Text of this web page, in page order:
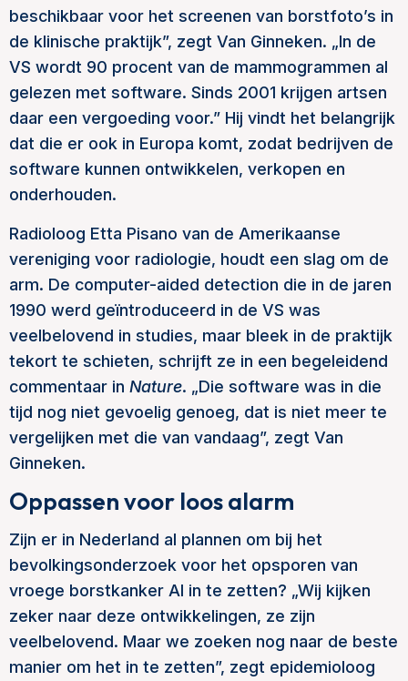
beschikbaar voor het screenen van borstfoto’s in
de klinische praktijk”, zegt Van Ginneken. „In de
VS wordt 90 procent van de mammogrammen al
gelezen met software. Sinds 2001 krijgen artsen
daar een vergoeding voor.” Hij vindt het belangrijk
dat die er ook in Europa komt, zodat bedrijven de
software kunnen ontwikkelen, verkopen en
onderhouden.
Radioloog Etta Pisano van de Amerikaanse
vereniging voor radiologie, houdt een slag om de
arm. De computer-aided detection die in de jaren
1990 werd geïntroduceerd in de VS was
veelbelovend in studies, maar bleek in de praktijk
tekort te schieten, schrijft ze in een begeleidend
commentaar in Nature. „Die software was in die
tijd nog niet gevoelig genoeg, dat is niet meer te
vergelijken met die van vandaag”, zegt Van
Ginneken.
Oppassen voor loos alarm
Zijn er in Nederland al plannen om bij het
bevolkingsonderzoek voor het opsporen van
vroege borstkanker AI in te zetten? „Wij kijken
zeker naar deze ontwikkelingen, ze zijn
veelbelovend. Maar we zoeken nog naar de beste
manier om het in te zetten”, zegt epidemioloog